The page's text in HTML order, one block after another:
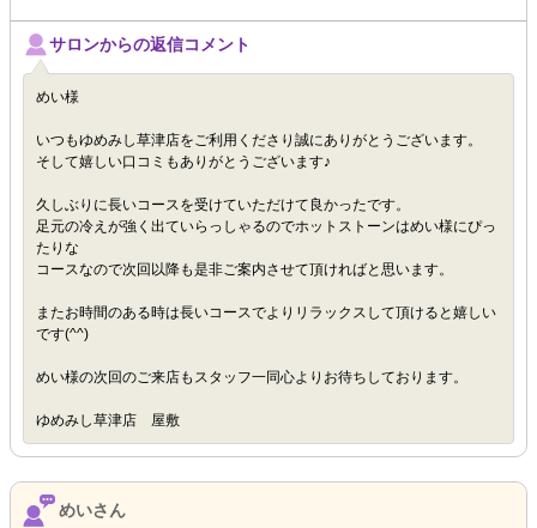
サロンからの返信コメント
めい様
いつもゆめみし草津店をご利用くださり誠にありがとうございます。
そして嬉しい口コミもありがとうございます♪
久しぶりに長いコースを受けていただけて良かったです。
足元の冷えが強く出ていらっしゃるのでホットストーンはめい様にぴっ
たりな
コースなので次回以降も是非ご案内させて頂ければと思います。
またお時間のある時は長いコースでよりリラックスして頂けると嬉しい
です(^^)
めい様の次回のご来店もスタッフ一同心よりお待ちしております。
ゆめみし草津店 屋敷
めいさん